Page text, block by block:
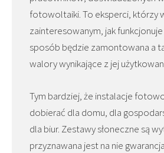
fotowoltaiki. To eksperci, którzy
zainteresowanym, jak
sposób będzie zamontowana a
walory wynikające z jej
Tym bardziej, że instalacje
dobierać dla domu, dla
dla biur. Zestawy słoneczne są
przyznawana jest na nie